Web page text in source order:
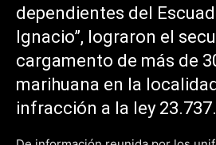
dependientes del
Ignacio”, lograron el
cargamento de más de
marihuana en la
infracción a la ley 23.737.